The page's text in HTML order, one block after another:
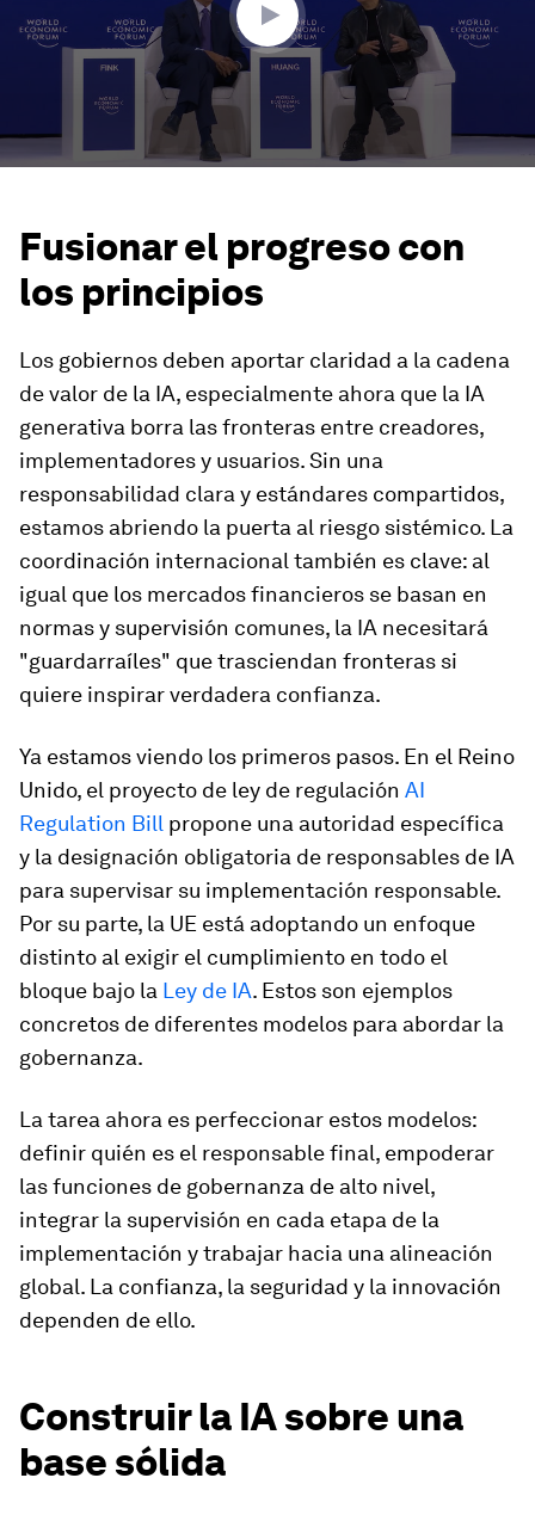
Fusionar el progreso con
los principios
Los gobiernos deben aportar claridad a la cadena
de valor de la IA, especialmente ahora que la IA
generativa borra las fronteras entre creadores,
implementadores y usuarios. Sin una
responsabilidad clara y estándares compartidos,
estamos abriendo la puerta al riesgo sistémico. La
coordinación internacional también es clave: al
igual que los mercados financieros se basan en
normas y supervisión comunes, la IA necesitará
"guardarraíles" que trasciendan fronteras si
quiere inspirar verdadera confianza.
Ya estamos viendo los primeros pasos. En el Reino
Unido, el proyecto de ley de regulación AI
Regulation Bill propone una autoridad específica
y la designación obligatoria de responsables de IA
para supervisar su implementación responsable.
Por su parte, la UE está adoptando un enfoque
distinto al exigir el cumplimiento en todo el
bloque bajo la Ley de IA. Estos son ejemplos
concretos de diferentes modelos para abordar la
gobernanza.
La tarea ahora es perfeccionar estos modelos:
definir quién es el responsable final, empoderar
las funciones de gobernanza de alto nivel,
integrar la supervisión en cada etapa de la
implementación y trabajar hacia una alineación
global. La confianza, la seguridad y la innovación
dependen de ello.
Construir la IA sobre una
base sólida